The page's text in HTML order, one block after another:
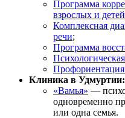
Программа
взрослых и детей
Комплексная
речи;
Программа
Профориентация
Клиника в Удмуртии:
«Вамья» —
одновременно
или одна семья.